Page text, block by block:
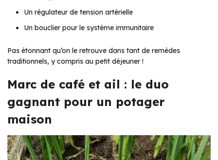
Un régulateur de tension artérielle
Un bouclier pour le système immunitaire
Pas étonnant qu’on le retrouve dans tant de remèdes
traditionnels, y compris au petit déjeuner !
Marc de café et ail : le duo
gagnant pour un potager
maison